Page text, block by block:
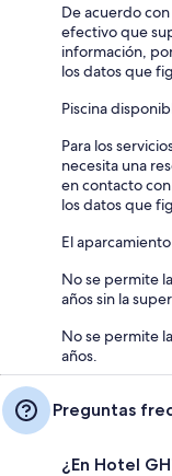
De acuerdo
efectivo que
información,
los datos que
Piscina
Para los
necesita una
en contacto
los datos que
El
No se permite
años sin la
No se permite
años.
Preguntas
¿En Hotel